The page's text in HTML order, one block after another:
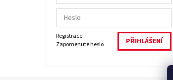
Registrace
Zapomenuté heslo